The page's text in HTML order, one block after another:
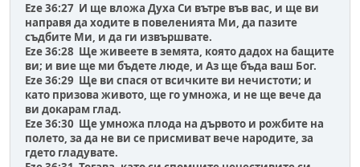
Eze 36:27 И ще вложа Духа Си вътре във вас, и ще ви
направя да ходите в повеленията Ми, да пазите
съдбите Ми, и да ги извършвате.
Eze 36:28 Ще живеете в земята, която дадох на бащите
ви; и вие ще ми бъдете люде, и Аз ще бъда ваш Бог.
Eze 36:29 Ще ви спася от всичките ви нечистоти; и
като призова живото, ще го умножа, и не ще вече да
ви докарам глад.
Eze 36:30 Ще умножа плода на дървото и рожбите на
полето, за да не ви се присмиват вече народите, за
гдето гладувате.